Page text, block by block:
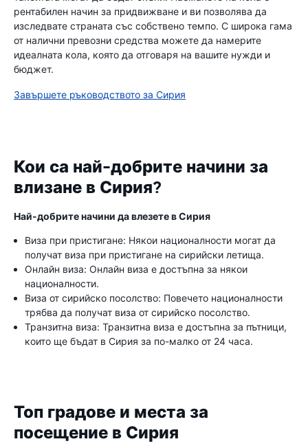
рентабилен начин за придвижване и ви позволява да
изследвате страната със собствено темпо. С широка гама
от налични превозни средства можете да намерите
идеалната кола, която да отговаря на вашите нужди и
бюджет.
Завършете ръководството за Сирия
Кои са най-добрите начини за
влизане в Сирия?
Най-добрите начини да влезете в Сирия
Виза при пристигане: Някои националности могат да
получат виза при пристигане на сирийски летища.
Онлайн виза: Онлайн виза е достъпна за някои
националности.
Виза от сирийско посолство: Повечето националности
трябва да получат виза от сирийско посолство.
Транзитна виза: Транзитна виза е достъпна за пътници,
които ще бъдат в Сирия за по-малко от 24 часа.
Топ градове и места за
посещение в Сирия